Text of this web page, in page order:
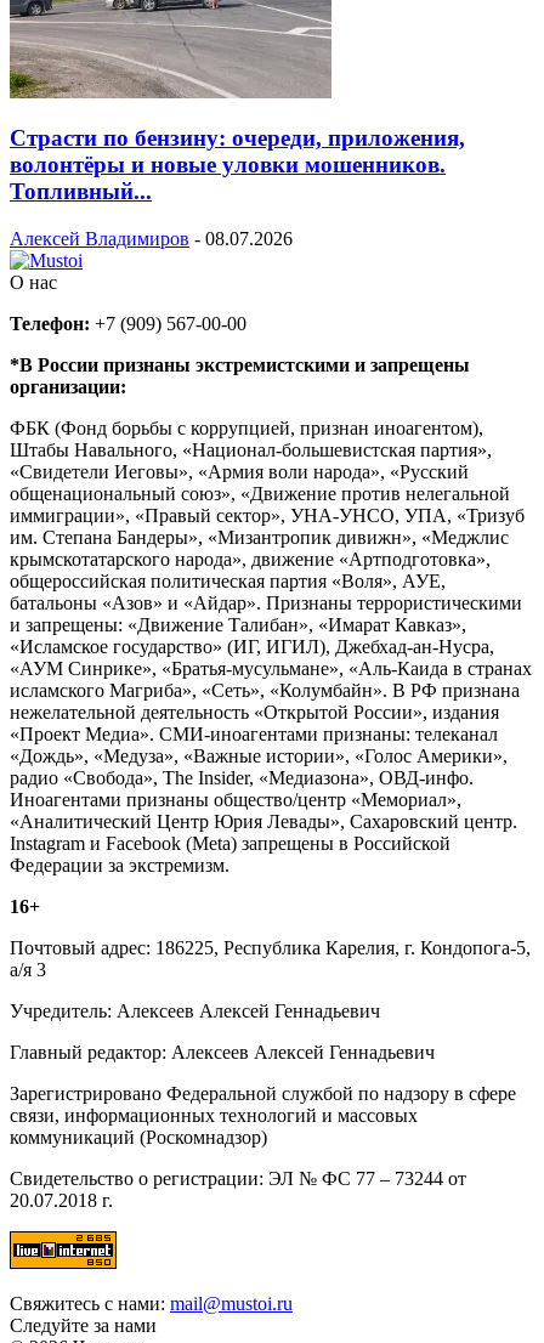
Страсти по бензину: очереди, приложения,
волонтёры и новые уловки мошенников.
Топливный...
Алексей Владимиров - 08.07.2026
О нас
Телефон: +7 (909) 567-00-00
*В России признаны экстремистскими и запрещены
организации:
ФБК (Фонд борьбы с коррупцией, признан иноагентом),
Штабы Навального, «Национал-большевистская партия»,
«Свидетели Иеговы», «Армия воли народа», «Русский
общенациональный союз», «Движение против нелегальной
иммиграции», «Правый сектор», УНА-УНСО, УПА, «Тризуб
им. Степана Бандеры», «Мизантропик дивижн», «Меджлис
крымскотатарского народа», движение «Артподготовка»,
общероссийская политическая партия «Воля», АУЕ,
батальоны «Азов» и «Айдар». Признаны террористическими
и запрещены: «Движение Талибан», «Имарат Кавказ»,
«Исламское государство» (ИГ, ИГИЛ), Джебхад-ан-Нусра,
«АУМ Синрике», «Братья-мусульмане», «Аль-Каида в странах
исламского Магриба», «Сеть», «Колумбайн». В РФ признана
нежелательной деятельность «Открытой России», издания
«Проект Медиа». СМИ-иноагентами признаны: телеканал
«Дождь», «Медуза», «Важные истории», «Голос Америки»,
радио «Свобода», The Insider, «Медиазона», ОВД-инфо.
Иноагентами признаны общество/центр «Мемориал»,
«Аналитический Центр Юрия Левады», Сахаровский центр.
Instagram и Facebook (Metа) запрещены в Российской
Федерации за экстремизм.
16+
Почтовый адрес: 186225, Республика Карелия, г. Кондопога-5,
а/я 3
Учредитель: Алексеев Алексей Геннадьевич
Главный редактор: Алексеев Алексей Геннадьевич
Зарегистрировано Федеральной службой по надзору в сфере
связи, информационных технологий и массовых
коммуникаций (Роскомнадзор)
Свидетельство о регистрации: ЭЛ № ФС 77 – 73244 от
20.07.2018 г.
Свяжитесь с нами: mail@mustoi.ru
Следуйте за нами